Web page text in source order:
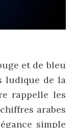
et de bleu
ludique de la
rappelle les
arabes
simple